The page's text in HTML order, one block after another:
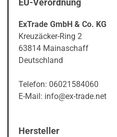
EU-Verordnung
ExTrade GmbH & Co. KG
Kreuzäcker-Ring 2
63814 Mainaschaff
Deutschland
Telefon: 06021584060
E-Mail: info@ex-trade.net
Hersteller